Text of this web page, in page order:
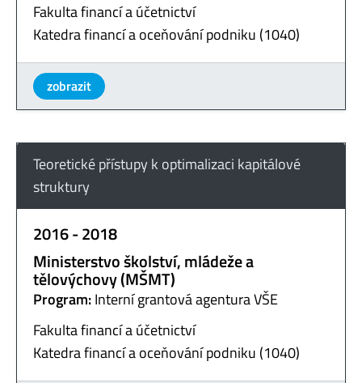
Fakulta financí a účetnictví
Katedra financí a oceňování podniku (1040)
zobrazit
Teoretické přístupy k optimalizaci kapitálové
struktury
2016 - 2018
Ministerstvo školství, mládeže a
tělovýchovy (MŠMT)
Program:Interní grantová agentura VŠE
Fakulta financí a účetnictví
Katedra financí a oceňování podniku (1040)